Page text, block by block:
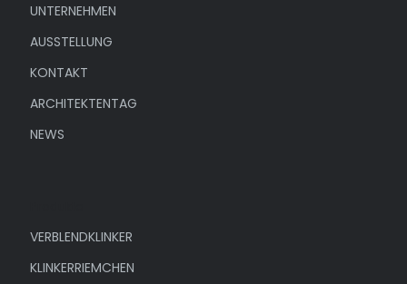
UNTERNEHMEN
AUSSTELLUNG
KONTAKT
ARCHITEKTENTAG
NEWS
VERBLENDKLINKER
KLINKERRIEMCHEN